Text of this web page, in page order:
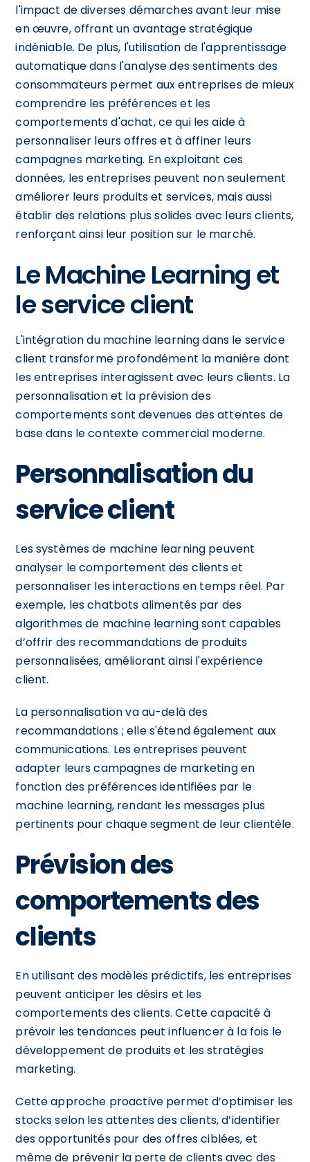
l'impact de diverses démarches avant leur mise
en œuvre, offrant un avantage stratégique
indéniable. De plus, l'utilisation de l'apprentissage
automatique dans l'analyse des sentiments des
consommateurs permet aux entreprises de mieux
comprendre les préférences et les
comportements d'achat, ce qui les aide à
personnaliser leurs offres et à affiner leurs
campagnes marketing. En exploitant ces
données, les entreprises peuvent non seulement
améliorer leurs produits et services, mais aussi
établir des relations plus solides avec leurs clients,
renforçant ainsi leur position sur le marché.
Le Machine Learning et
le service client
L'intégration du machine learning dans le service
client transforme profondément la manière dont
les entreprises interagissent avec leurs clients. La
personnalisation et la prévision des
comportements sont devenues des attentes de
base dans le contexte commercial moderne.
Personnalisation du
service client
Les systèmes de machine learning peuvent
analyser le comportement des clients et
personnaliser les interactions en temps réel. Par
exemple, les chatbots alimentés par des
algorithmes de machine learning sont capables
d’offrir des recommandations de produits
personnalisées, améliorant ainsi l'expérience
client.
La personnalisation va au-delà des
recommandations ; elle s'étend également aux
communications. Les entreprises peuvent
adapter leurs campagnes de marketing en
fonction des préférences identifiées par le
machine learning, rendant les messages plus
pertinents pour chaque segment de leur clientèle.
Prévision des
comportements des
clients
En utilisant des modèles prédictifs, les entreprises
peuvent anticiper les désirs et les
comportements des clients. Cette capacité à
prévoir les tendances peut influencer à la fois le
développement de produits et les stratégies
marketing.
Cette approche proactive permet d’optimiser les
stocks selon les attentes des clients, d’identifier
des opportunités pour des offres ciblées, et
même de prévenir la perte de clients avec des